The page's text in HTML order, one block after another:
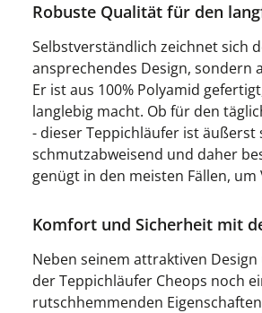
Robuste Qualität für den
Selbstverständlich zeichnet sich
ansprechendes Design, sondern
Er ist aus 100% Polyamid
langlebig macht. Ob für den
- dieser Teppichläufer ist
schmutzabweisend und daher
genügt in den meisten Fällen,
Komfort und Sicherheit mit
Neben seinem attraktiven
der Teppichläufer Cheops noch
rutschhemmenden